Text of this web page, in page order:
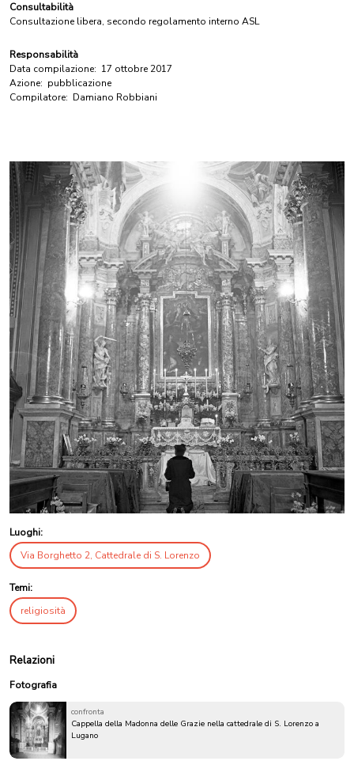
Consultabilità
Consultazione libera, secondo regolamento interno ASL
Responsabilità
Data compilazione: 17 ottobre 2017
Azione: pubblicazione
Compilatore: Damiano Robbiani
Luoghi:
Via Borghetto 2, Cattedrale di S. Lorenzo
Temi:
religiosità
Relazioni
Fotografia
confronta
Cappella della Madonna delle Grazie nella cattedrale di S. Lorenzo a
Lugano